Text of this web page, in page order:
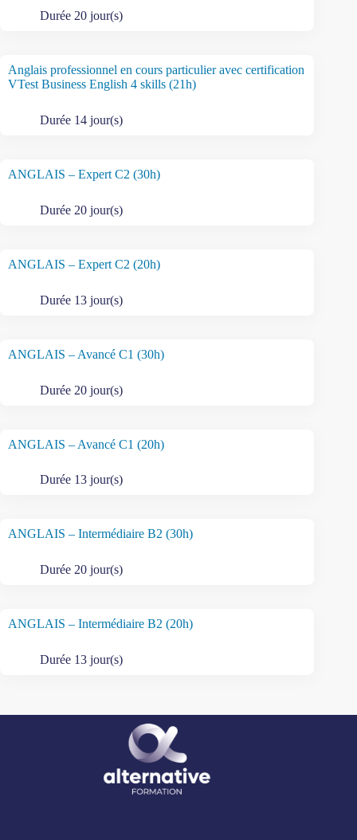
Durée 20 jour(s)
Anglais professionnel en cours particulier avec certification
VTest Business English 4 skills (21h)
Durée 14 jour(s)
ANGLAIS – Expert C2 (30h)
Durée 20 jour(s)
ANGLAIS – Expert C2 (20h)
Durée 13 jour(s)
ANGLAIS – Avancé C1 (30h)
Durée 20 jour(s)
ANGLAIS – Avancé C1 (20h)
Durée 13 jour(s)
ANGLAIS – Intermédiaire B2 (30h)
Durée 20 jour(s)
ANGLAIS – Intermédiaire B2 (20h)
Durée 13 jour(s)